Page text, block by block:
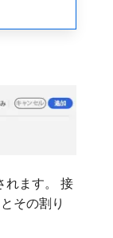
れます。 接
その割り